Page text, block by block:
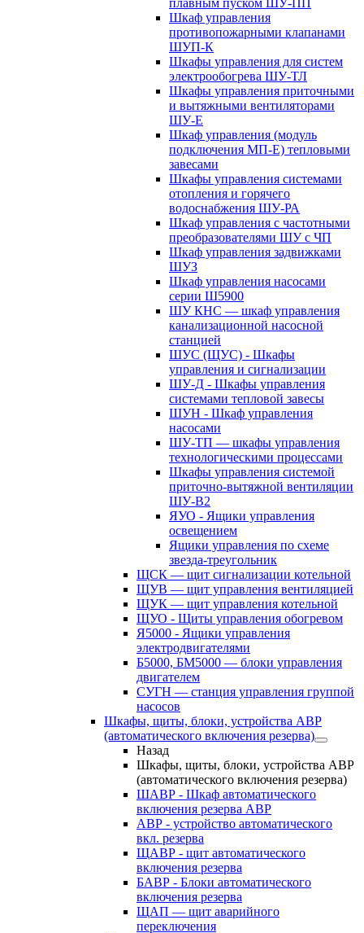
плавным пуском ШУ-ПП
Шкаф управления
противопожарными клапанами
ШУП-К
Шкафы управления для систем
электрообогрева ШУ-ТЛ
Шкафы управления приточными
и вытяжными вентиляторами
ШУ-Е
Шкаф управления (модуль
подключения МП-Е) тепловыми
завесами
Шкафы управления системами
отопления и горячего
водоснабжения ШУ-РА
Шкаф управления с частотными
преобразователями ШУ с ЧП
Шкаф управления задвижками
ШУЗ
Шкаф управления насосами
серии Ш5900
ШУ КНС — шкаф управления
канализационной насосной
станцией
ШУС (ЩУС) - Шкафы
управления и сигнализации
ШУ-Д - Шкафы управления
системами тепловой завесы
ШУН - Шкаф управления
насосами
ШУ-ТП — шкафы управления
технологическими процессами
Шкафы управления системой
приточно-вытяжной вентиляции
ШУ-В2
ЯУО - Ящики управления
освещением
Ящики управления по схеме
звезда-треугольник
ЩСК — щит сигнализации котельной
ЩУВ — щит управления вентиляцией
ЩУК — щит управления котельной
ЩУО - Щиты управления обогревом
Я5000 - Ящики управления
электродвигателями
Б5000, БМ5000 — блоки управления
двигателем
СУГН — станция управления группой
насосов
Шкафы, щиты, блоки, устройства АВР
(автоматического включения резерва)
Назад
Шкафы, щиты, блоки, устройства АВР
(автоматического включения резерва)
ШАВР - Шкаф автоматического
включения резерва АВР
АВР - устройство автоматического
вкл. резерва
ЩАВР - щит автоматического
включения резерва
БАВР - Блоки автоматического
включения резерва
ЩАП — щит аварийного
переключения